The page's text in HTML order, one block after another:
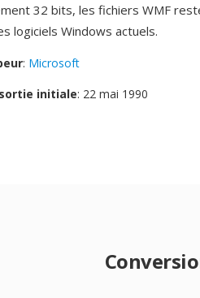
32 bits, les fichiers WMF
logiciels Windows actuels.
: Microsoft
initiale: 22 mai 1990